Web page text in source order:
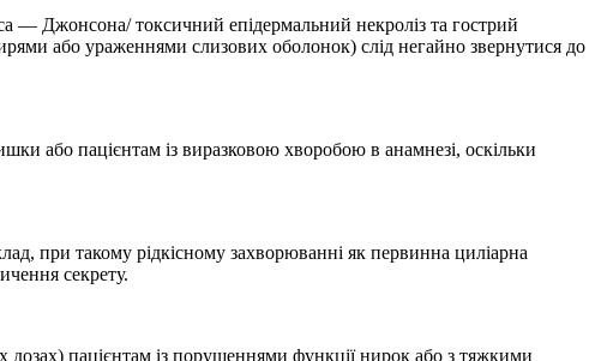
— Джонсона/ токсичний епідермальний некроліз та гострий
або ураженнями слизових оболонок) слід негайно звернутися до
або пацієнтам із виразковою хворобою в анамнезі, оскільки
при такому рідкісному захворюванні як первинна циліарна
секрету.
пацієнтам із порушеннями функції нирок або з тяжкими